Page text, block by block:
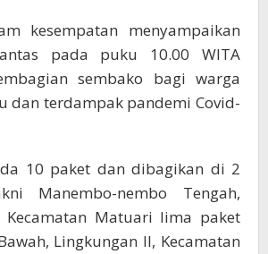
kesempatan menyampaikan
pada puku 10.00 WITA
sembako bagi warga
dan terdampak pandemi Covid-
10 paket dan dibagikan di 2
Manembo-nembo Tengah,
Kecamatan Matuari lima paket
Lingkungan II, Kecamatan